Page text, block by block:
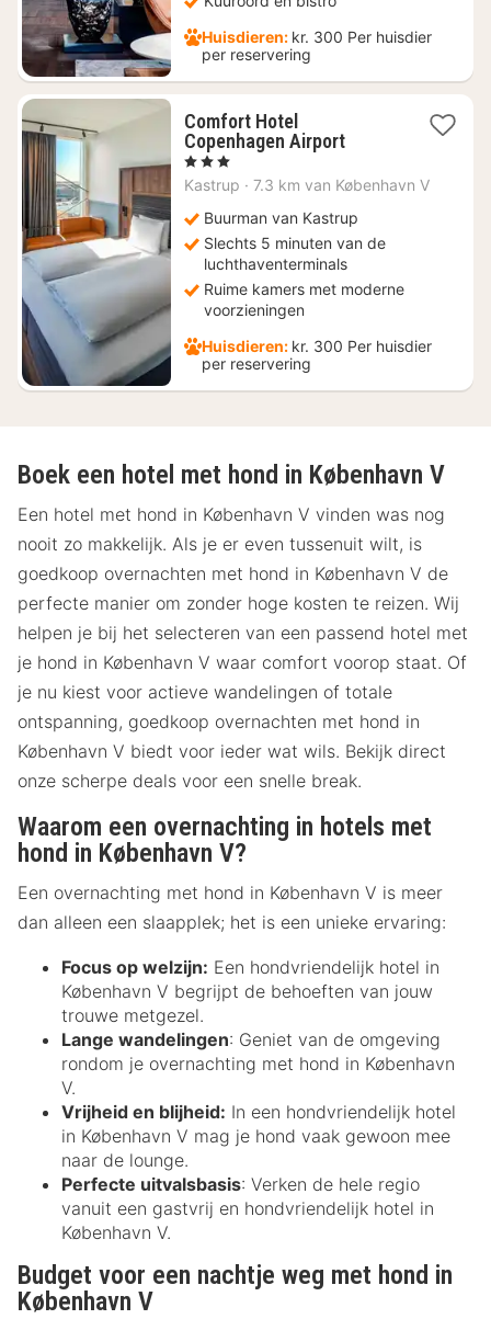
Huisdieren: kr. 300 Per huisdier
per reservering
Comfort Hotel
Copenhagen Airport1
vanaf
226,75
, 3 Sterren
Kastrup · 7.3 km van København V
Buurman van Kastrup
Slechts 5 minuten van de
luchthaventerminals
Ruime kamers met moderne
voorzieningen
Huisdieren: kr. 300 Per huisdier
per reservering
Boek een hotel met hond in København V
Een hotel met hond in København V vinden was nog
nooit zo makkelijk. Als je er even tussenuit wilt, is
goedkoop overnachten met hond in København V de
perfecte manier om zonder hoge kosten te reizen. Wij
helpen je bij het selecteren van een passend hotel met
je hond in København V waar comfort voorop staat. Of
je nu kiest voor actieve wandelingen of totale
ontspanning, goedkoop overnachten met hond in
København V biedt voor ieder wat wils. Bekijk direct
onze scherpe deals voor een snelle break.
Waarom een overnachting in hotels met
hond in København V?
Een overnachting met hond in København V is meer
dan alleen een slaapplek; het is een unieke ervaring:
Focus op welzijn: Een hondvriendelijk hotel in
København V begrijpt de behoeften van jouw
trouwe metgezel.
Lange wandelingen: Geniet van de omgeving
rondom je overnachting met hond in København
V.
Vrijheid en blijheid: In een hondvriendelijk hotel
in København V mag je hond vaak gewoon mee
naar de lounge.
Perfecte uitvalsbasis: Verken de hele regio
vanuit een gastvrij en hondvriendelijk hotel in
København V.
Budget voor een nachtje weg met hond in
København V